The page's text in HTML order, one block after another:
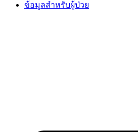
ข้อมูลสำหรับผู้ป่วย